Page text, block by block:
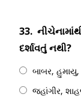
33.
દર્શાવતું નથી?
બાબર,
જહાંગીર,